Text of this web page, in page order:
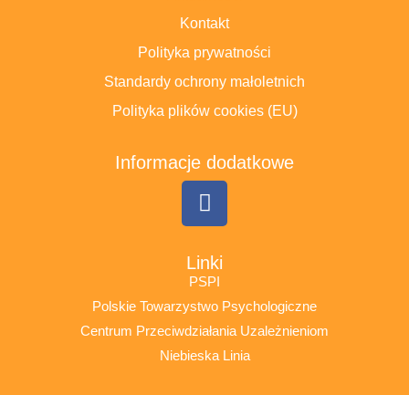
Kontakt
Polityka prywatności
Standardy ochrony małoletnich
Polityka plików cookies (EU)
Informacje dodatkowe
Linki
PSPI
Polskie Towarzystwo Psychologiczne
Centrum Przeciwdziałania Uzależnieniom
Niebieska Linia